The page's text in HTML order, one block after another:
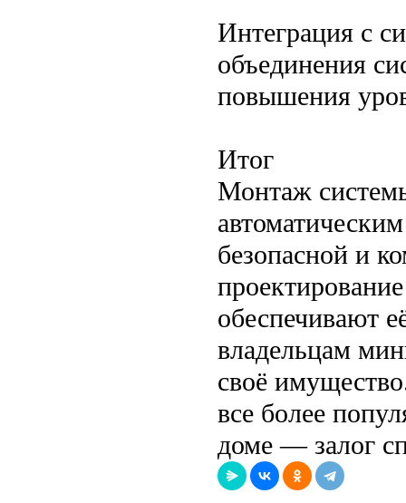
Интеграция с
объединения
повышения
Итог
Монтаж
безопасной и
обеспечивают
владельцам
своё
все более
доме — залог